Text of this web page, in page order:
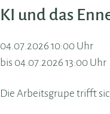
KI und das
04.07.2026 10:00 Uhr
bis 04.07.2026 13:00 Uhr
Die Arbeitsgrupe trifft